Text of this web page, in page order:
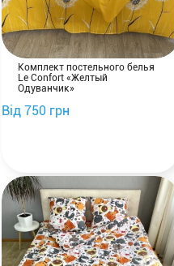
Комплект постельного белья
Le Confort «Желтый
Одуванчик»
Від 750 грн